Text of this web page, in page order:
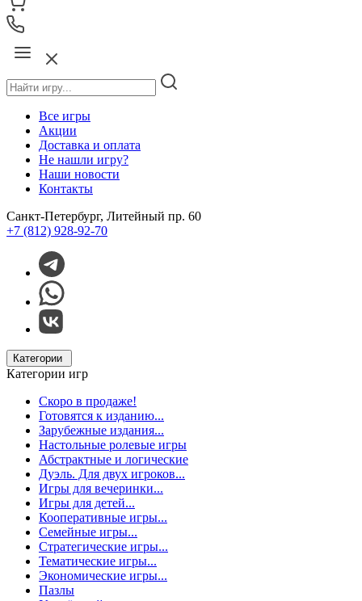
Все игры
Акции
Доставка и оплата
Не нашли игру?
Наши новости
Контакты
Санкт-Петербург, Литейный пр. 60
+7 (812) 928-92-70
Категории
Категории игр
Скоро в продаже!
Готовятся к изданию...
Зарубежные издания...
Настольные ролевые игры
Абстрактные и логические
Дуэль. Для двух игроков...
Игры для вечеринки...
Игры для детей...
Кооперативные игры...
Семейные игры...
Стратегические игры...
Тематические игры...
Экономические игры...
Пазлы